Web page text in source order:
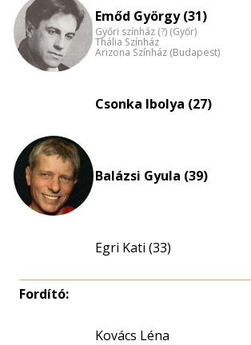
nagyítása
Emőd György (31)
Győri színház (?) (Győr)
Thália Színház
Arizona Színház (Budapest)
Csonka Ibolya (27)
Balázsi Gyula (39)
Egri Kati (33)
Fordító:
Kovács Léna